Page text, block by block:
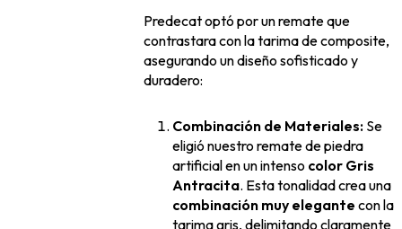
Predecat optó por un remate que
contrastara con la tarima de composite,
asegurando un diseño sofisticado y
duradero:
Combinación de Materiales: Se
eligió nuestro remate de piedra
artificial en un intenso color Gris
Antracita. Esta tonalidad crea una
combinación muy elegante con la
tarima gris, delimitando claramente